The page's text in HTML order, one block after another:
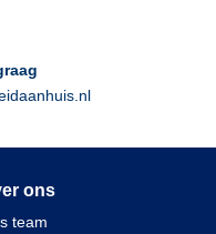
ons
team